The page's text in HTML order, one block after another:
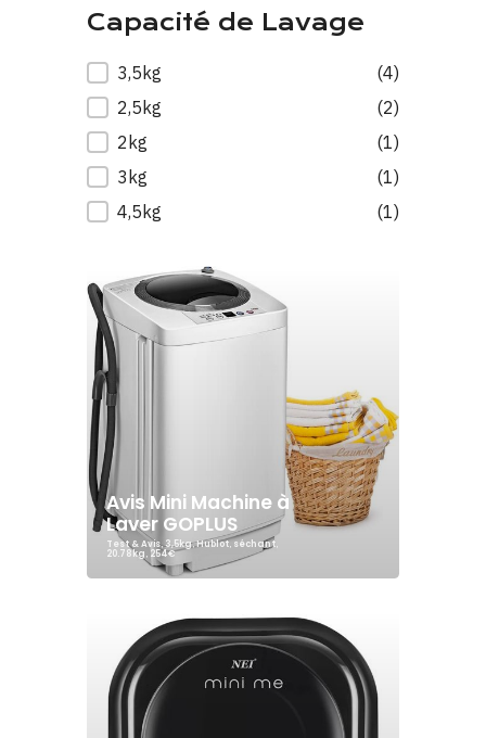
Capacité de Lavage
Capacité de Lavage
3,5kg
(4)
2,5kg
(2)
2kg
(1)
3kg
(1)
4,5kg
(1)
Avis Mini Machine à
Laver GOPLUS
Test & Avis,3,5kg,Hublot, séchant,
20.78kg , 254€